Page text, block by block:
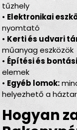
tűzhely
• Elektronikai
nyomtató
• Kerti és udvari
műanyag eszközök
• Építési és
elemek
• Egyéb lomok:
helyezhető a
Hogyan